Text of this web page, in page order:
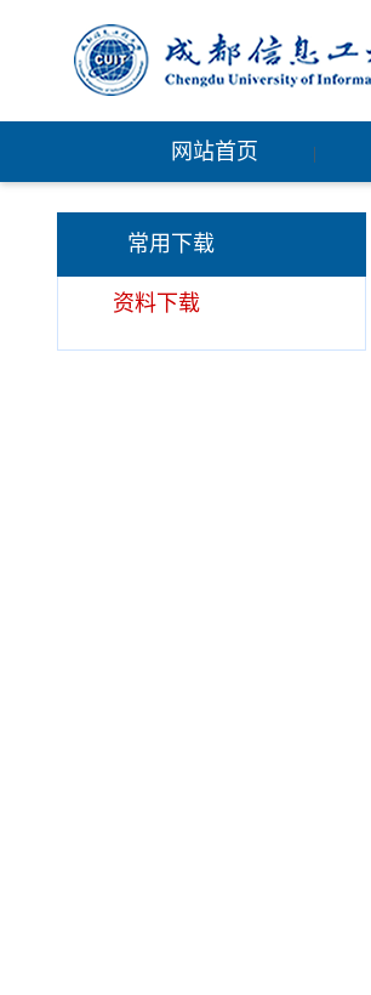
网站首页
常用下载
资料下载